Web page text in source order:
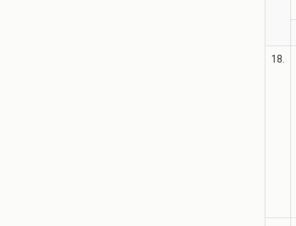
18.